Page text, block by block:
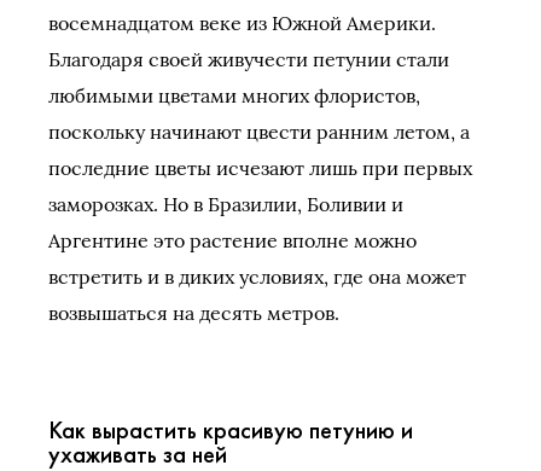
восемнадцатом веке из Южной Америки.
Благодаря своей живучести петунии стали
любимыми цветами многих флористов,
поскольку начинают цвести ранним летом, а
последние цветы исчезают лишь при первых
заморозках. Но в Бразилии, Боливии и
Аргентине это растение вполне можно
встретить и в диких условиях, где она может
возвышаться на десять метров.
Как вырастить красивую петунию и
ухаживать за ней